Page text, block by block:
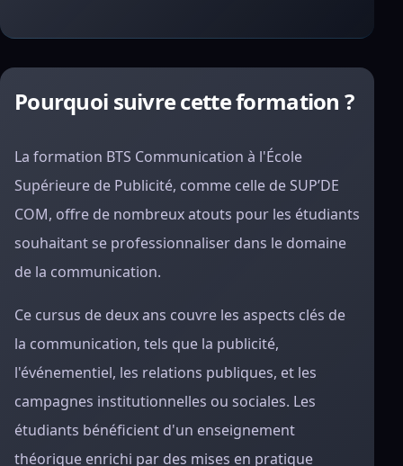
Pourquoi suivre cette formation ?
La formation BTS Communication à l'École
Supérieure de Publicité, comme celle de SUP’DE
COM, offre de nombreux atouts pour les étudiants
souhaitant se professionnaliser dans le domaine
de la communication.
Ce cursus de deux ans couvre les aspects clés de
la communication, tels que la publicité,
l'événementiel, les relations publiques, et les
campagnes institutionnelles ou sociales. Les
étudiants bénéficient d'un enseignement
théorique enrichi par des mises en pratique